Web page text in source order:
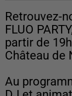
Retrouvez-
FLUO
partir de
Château de
Au